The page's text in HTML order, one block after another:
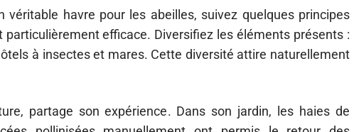
véritable havre pour les abeilles, suivez quelques principes
efficace. Diversifiez les éléments présents :
à insectes et mares. Cette diversité attire naturellement
partage son expérience. Dans son jardin, les haies de